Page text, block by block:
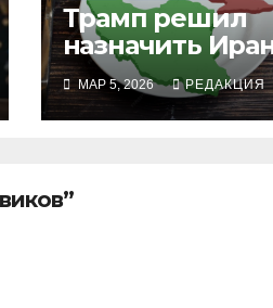
Трамп решил
назначить
рахбара, Кубе
генсека, а
Зеленским
МАР 5, 2026 РЕДАКЦИЯ